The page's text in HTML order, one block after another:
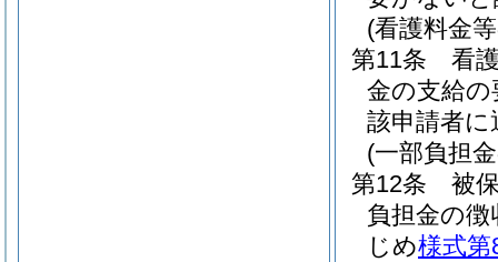
(看護料金
第11条
看
金の支給
該申請者
(一部負担
第12条
被
負担金の
じめ様式第